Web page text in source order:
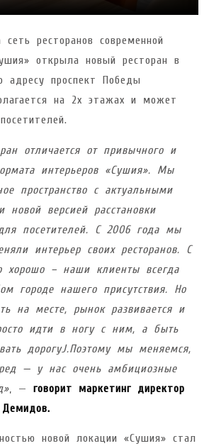
ресторанов современной
открыла новый ресторан в
проспект Победы
на 2х этажах и может
отличается от привычного и
интерьеров «Сушия». Мы
пространство с актуальными
новой версией расстановки
посетителей. С 2006 года мы
интерьер своих ресторанов. С
хорошо – наши клиенты всегда
городе нашего присутствия. Но
на месте, рынок развивается и
идти в ногу с ним, а быть
дорогуJ.Поэтому мы меняемся,
— у нас очень амбициозные
, — говорит маркетинг директор
новой локации «Сушия» стал